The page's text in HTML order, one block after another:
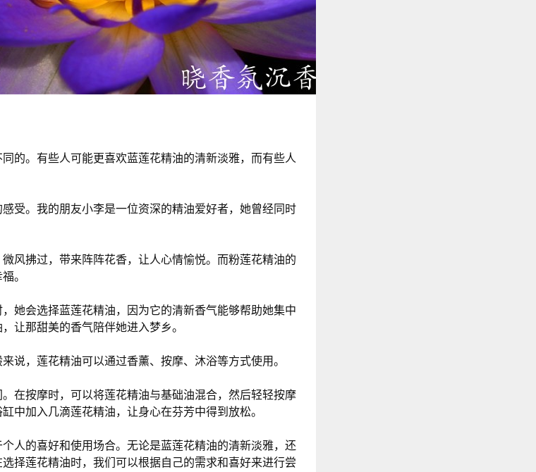
的。有些人可能更喜欢蓝莲花精油的清新淡雅，而有些人
受。我的朋友小李是一位资深的精油爱好者，她曾经同时
风拂过，带来阵阵花香，让人心情愉悦。而粉莲花精油的
。
她会选择蓝莲花精油，因为它的清新香气能够帮助她集中
让那甜美的香气陪伴她进入梦乡。
说，莲花精油可以通过香薰、按摩、沐浴等方式使用。
在按摩时，可以将莲花精油与基础油混合，然后轻轻按摩
中加入几滴莲花精油，让身心在芬芳中得到放松。
人的喜好和使用场合。无论是蓝莲花精油的清新淡雅，还
择莲花精油时，我们可以根据自己的需求和喜好来进行尝